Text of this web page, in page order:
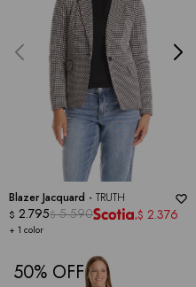
Blazer Jacquard - TRUTH
+ 1 color
$ 2.795$ 5.590 $ 2.376
50